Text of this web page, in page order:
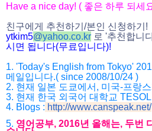
Have a nice day! ( 좋은 하루 되세
친구에게 추천하기 /본인 신청하기 !
ytkim5@yahoo.co.kr 로 '추천합니
시면 됩니다(무료입니다)!
1. 'Today's English from Tokyo'
메일입니다.( since 2008/10/24 )
2. 현재 일본 도쿄에서 , 미국-프랑
3. 현재 한국 외국어 대학교 TESOL
4. Blogs : http://www.canspeak.net/
5. 영어공부, 2016년 올해는, 두번